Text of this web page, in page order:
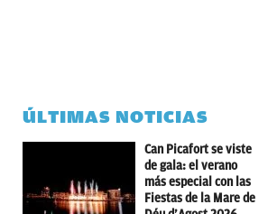
ÚLTIMAS NOTICIAS
Can Picafort se viste
de gala: el verano
más especial con las
Fiestas de la Mare de